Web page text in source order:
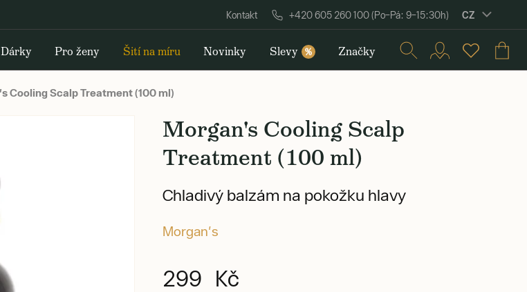
Kontakt +420 605 260 100 (Po–Pá: 9–15:30h) CZ
Dárky Pro ženy Šití na míru Novinky Slevy % Značky
Cooling Scalp Treatment (100 ml)
Morgan's Cooling Scalp
Treatment (100 ml)
Chladivý balzám na pokožku hlavy
Morgan's
299 Kč